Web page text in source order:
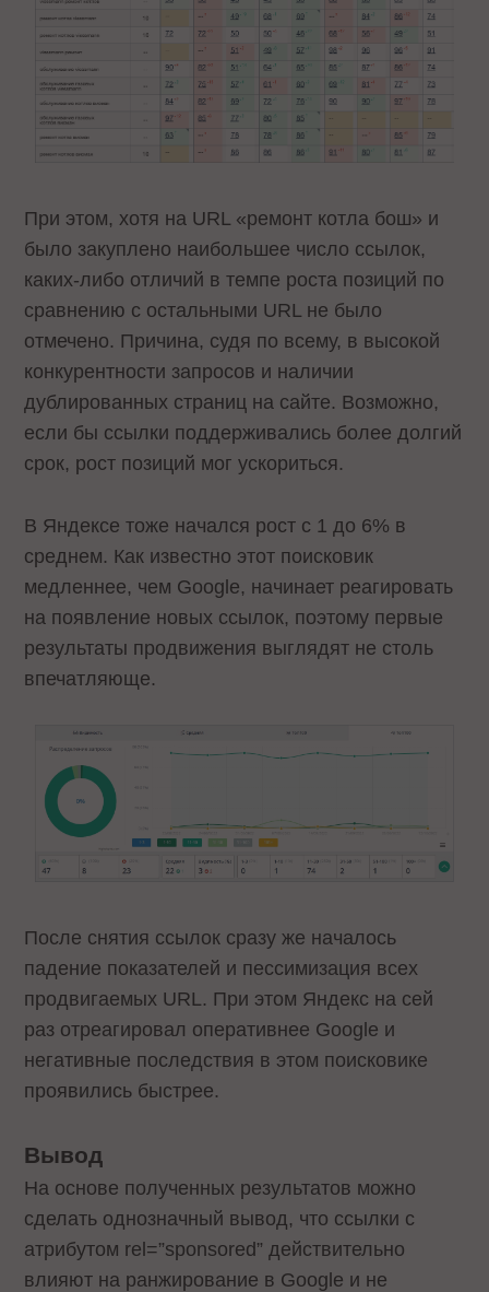
При этом, хотя на URL «ремонт котла бош» и
было закуплено наибольшее число ссылок,
каких-либо отличий в темпе роста позиций по
сравнению с остальными URL не было
отмечено. Причина, судя по всему, в высокой
конкурентности запросов и наличии
дублированных страниц на сайте. Возможно,
если бы ссылки поддерживались более долгий
срок, рост позиций мог ускориться.
В Яндексе тоже начался рост с 1 до 6% в
среднем. Как известно этот поисковик
медленнее, чем Google, начинает реагировать
на появление новых ссылок, поэтому первые
результаты продвижения выглядят не столь
впечатляюще.
После снятия ссылок сразу же началось
падение показателей и пессимизация всех
продвигаемых URL. При этом Яндекс на сей
раз отреагировал оперативнее Google и
негативные последствия в этом поисковике
проявились быстрее.
Вывод
На основе полученных результатов можно
сделать однозначный вывод, что ссылки с
атрибутом rel=”sponsored” действительно
влияют на ранжирование в Google и не